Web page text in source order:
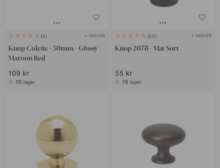
3 + FARVER
Knop Colette - 50mm - Glossy
Maroon Red
109 kr
På lager
23 + FARVER
Knop 2078 - Mat Sort
55 kr
På lager